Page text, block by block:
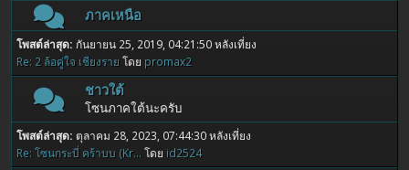
ภาคเหนือ
โพสต์ล่าสุด: กันยายน 25, 2019, 04:21:50 หลังเที่ยง
Re: 2 ล้อคู่ใจ เชียงรายโดย promax2
ชาวใต้
โซนภาคใต้นะครับ
โพสต์ล่าสุด: ตุลาคม 28, 2023, 07:44:30 หลังเที่ยง
Re: โซนกระบี่ คร้าบบ (Kr... โดย id2524